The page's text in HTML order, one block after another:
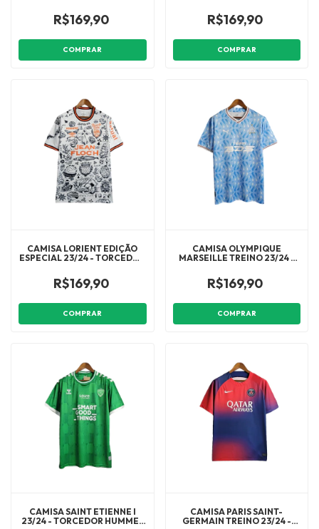
MASCULINA - PRETA COM
DETALHES EM BRANCO
R$169,90
COMPRAR
AMARELA COM DETALHES
EM VERDE
R$169,90
COMPRAR
CAMISA LORIENT EDIÇÃO
ESPECIAL 23/24 - TORCEDOR
BRANCA COM DETALHES EM
PRETO E LARANJA
R$169,90
COMPRAR
CAMISA OLYMPIQUE
MARSEILLE TREINO 23/24 -
MASCULINA - AZUL COM
DETALHES EM BRANCO E
R$169,90
COMPRAR
CAMISA SAINT ETIENNE I
23/24 - TORCEDOR HUMMEL
CAMISA PARIS SAINT-
GERMAIN TREINO 23/24 -